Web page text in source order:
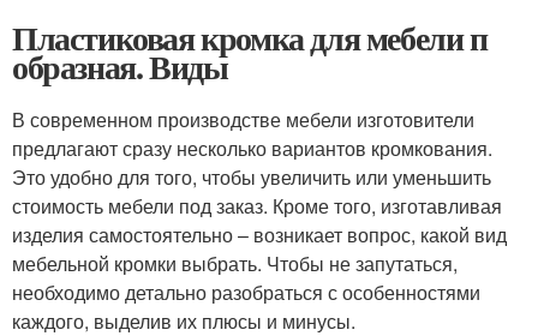
Пластиковая кромка для мебели п
образная. Виды
В современном производстве мебели изготовители
предлагают сразу несколько вариантов кромкования.
Это удобно для того, чтобы увеличить или уменьшить
стоимость мебели под заказ. Кроме того, изготавливая
изделия самостоятельно – возникает вопрос, какой вид
мебельной кромки выбрать. Чтобы не запутаться,
необходимо детально разобраться с особенностями
каждого, выделив их плюсы и минусы.